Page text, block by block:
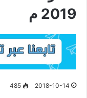
2019 م
2018-10-14
485